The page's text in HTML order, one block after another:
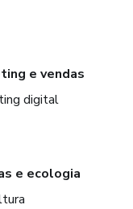
e vendas
digital
e ecologia